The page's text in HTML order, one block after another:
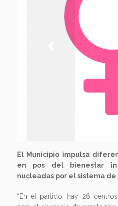
Previous
El Municipio impulsa
en pos del bienestar
nucleadas por el sistema
“En el partido, hay 26